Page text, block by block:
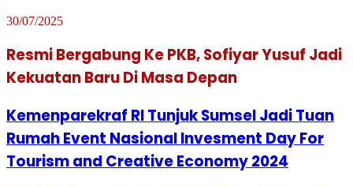
30/07/2025
Resmi Bergabung Ke PKB, Sofiyar Yusuf Jadi
Kekuatan Baru Di Masa Depan
Kemenparekraf RI Tunjuk Sumsel Jadi Tuan
Rumah Event Nasional Invesment Day For
Tourism and Creative Economy 2024